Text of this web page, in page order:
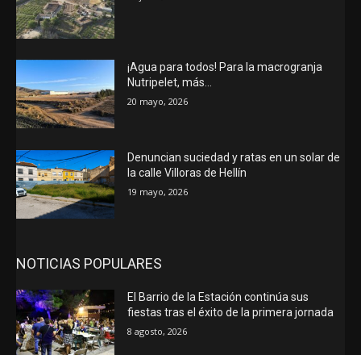
¡Agua para todos! Para la macrogranja
Nutripelet, más…
20 mayo, 2026
Denuncian suciedad y ratas en un solar de
la calle Villoras de Hellín
19 mayo, 2026
NOTICIAS POPULARES
El Barrio de la Estación continúa sus
fiestas tras el éxito de la primera jornada
8 agosto, 2026